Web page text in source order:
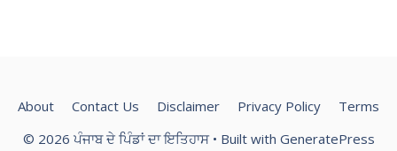
About Contact Us Disclaimer Privacy Policy
Terms
© 2026 ਪੰਜਾਬ ਦੇ ਪਿੰਡਾਂ ਦਾ ਇਤਿਹਾਸ• Built with GeneratePress